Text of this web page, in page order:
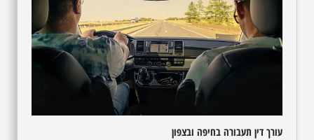
עורך דין תעבורה בחיפה ובצפון